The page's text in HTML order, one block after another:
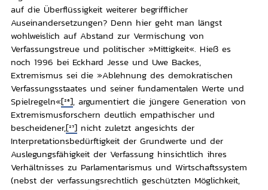
auf die Überflüssigkeit weiterer begrifflicher
Auseinandersetzungen? Denn hier geht man längst
wohlweislich auf Abstand zur Vermischung von
Verfassungstreue und politischer »Mittigkeit«. Hieß es
noch 1996 bei Eckhard Jesse und Uwe Backes,
Extremismus sei die »Ablehnung des demokratischen
Verfassungsstaates und seiner fundamentalen Werte und
Spielregeln«[26], argumentiert die jüngere Generation von
Extremismusforschern deutlich empathischer und
bescheidener,[27]nicht zuletzt angesichts der
Interpretationsbedürftigkeit der Grundwerte und der
Auslegungsfähigkeit der Verfassung hinsichtlich ihres
Verhältnisses zu Parlamentarismus und Wirtschaftssystem
(nebst der verfassungsrechtlich geschützten Möglichkeit,